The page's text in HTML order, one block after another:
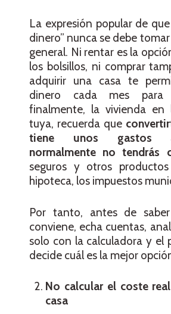
La expresión popular de
dinero” nunca se debe
general. Ni rentar es la
los bolsillos, ni comprar
adquirir una casa te
dinero cada mes para
finalmente, la vivienda en
tuya, recuerda que
tiene unos gastos
normalmente no tendrás
seguros y otros
hipoteca, los impuestos
Por tanto, antes de
conviene, echa cuentas,
solo con la calculadora y el
decide cuál es la mejor
No calcular el coste
casa